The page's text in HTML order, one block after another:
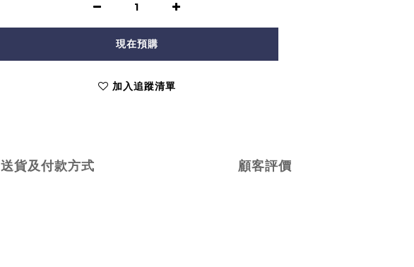
現在預購
加入追蹤清單
送貨及付款方式 顧客評價